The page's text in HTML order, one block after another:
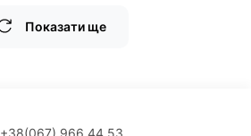
Показати ще
+38(067) 966 44 53